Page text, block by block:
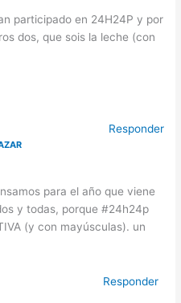
participado en 24H24P y por
dos, que sois la leche (con
Responder
para el año que viene
y todas, porque #24h24p
(y con mayúsculas). un
Responder